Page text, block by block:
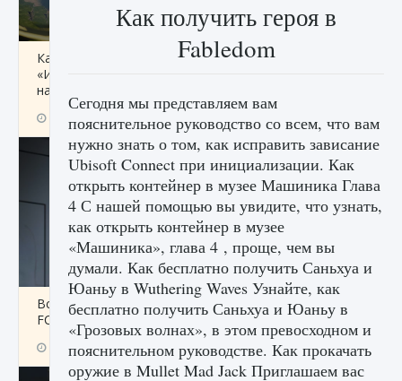
Как исправить ошибку Palworld EPalworld
«Идет сохранение мира — Невозможно
начать сохранение данных мира»
Все новые функции в режиме карьеры EA
FC 25
9 августа 2024 2 096 0 2
Как получить героя в
Fabledom
Сегодня мы представляем вам
пояснительное руководство со всем, что вам
нужно знать о том, как исправить зависание
Ubisoft Connect при инициализации. Как
открыть контейнер в музее Машиника Глава
4 С нашей помощью вы увидите, что узнать,
как открыть контейнер в музее
«Машиника», глава 4 , проще, чем вы
думали. Как бесплатно получить Саньхуа и
Юаньу в Wuthering Waves Узнайте, как
бесплатно получить Саньхуа и Юаньу в
«Грозовых волнах», в этом превосходном и
пояснительном руководстве. Как прокачать
оружие в Mullet Mad Jack Приглашаем вас